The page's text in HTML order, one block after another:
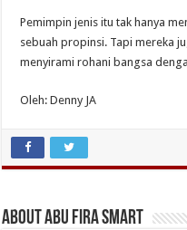
Pemimpin jenis itu tak hanya
sebuah propinsi. Tapi mereka
menyirami rohani bangsa
Oleh: Denny JA
About Abu Fira Smart